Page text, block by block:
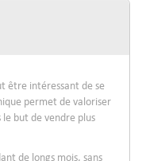
être intéressant de se
permet de valoriser
but de vendre plus
de longs mois, sans